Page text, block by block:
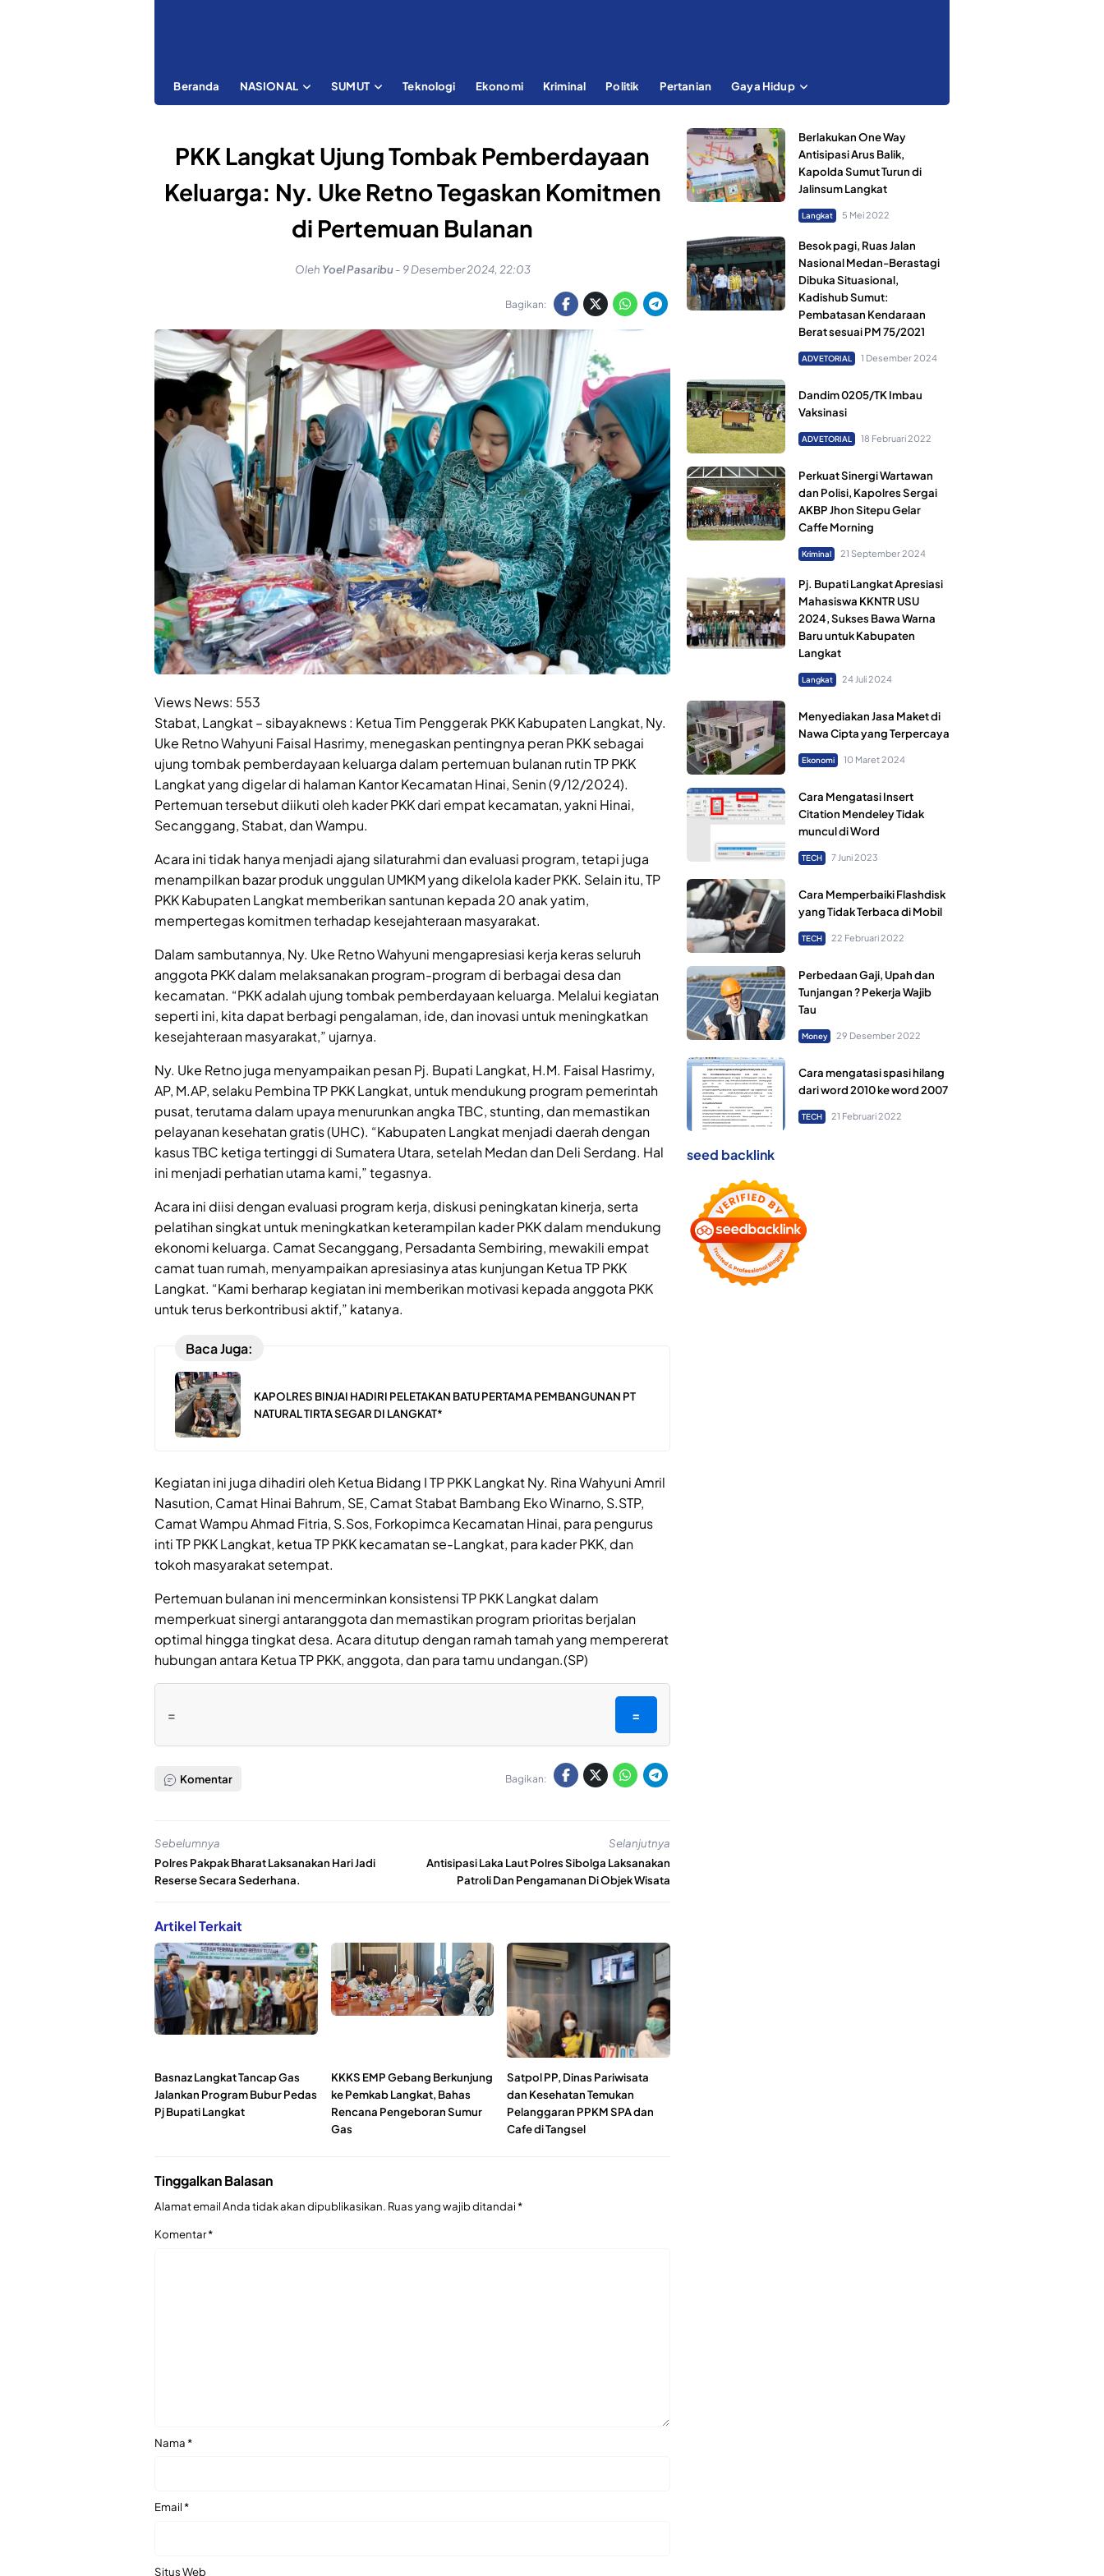
Beranda NASIONAL SUMUT Teknologi Ekonomi Kriminal Politik Pertanian Gaya Hidup
PKK Langkat Ujung Tombak Pemberdayaan
Keluarga: Ny. Uke Retno Tegaskan Komitmen
di Pertemuan Bulanan
Oleh Yoel Pasaribu - 9 Desember 2024, 22:03
Bagikan:
Views News: 553
Stabat, Langkat – sibayaknews : Ketua Tim Penggerak PKK Kabupaten Langkat, Ny.
Uke Retno Wahyuni Faisal Hasrimy, menegaskan pentingnya peran PKK sebagai
ujung tombak pemberdayaan keluarga dalam pertemuan bulanan rutin TP PKK
Langkat yang digelar di halaman Kantor Kecamatan Hinai, Senin (9/12/2024).
Pertemuan tersebut diikuti oleh kader PKK dari empat kecamatan, yakni Hinai,
Secanggang, Stabat, dan Wampu.
Acara ini tidak hanya menjadi ajang silaturahmi dan evaluasi program, tetapi juga
menampilkan bazar produk unggulan UMKM yang dikelola kader PKK. Selain itu, TP
PKK Kabupaten Langkat memberikan santunan kepada 20 anak yatim,
mempertegas komitmen terhadap kesejahteraan masyarakat.
Dalam sambutannya, Ny. Uke Retno Wahyuni mengapresiasi kerja keras seluruh
anggota PKK dalam melaksanakan program-program di berbagai desa dan
kecamatan. “PKK adalah ujung tombak pemberdayaan keluarga. Melalui kegiatan
seperti ini, kita dapat berbagi pengalaman, ide, dan inovasi untuk meningkatkan
kesejahteraan masyarakat,” ujarnya.
Ny. Uke Retno juga menyampaikan pesan Pj. Bupati Langkat, H.M. Faisal Hasrimy,
AP, M.AP, selaku Pembina TP PKK Langkat, untuk mendukung program pemerintah
pusat, terutama dalam upaya menurunkan angka TBC, stunting, dan memastikan
pelayanan kesehatan gratis (UHC). “Kabupaten Langkat menjadi daerah dengan
kasus TBC ketiga tertinggi di Sumatera Utara, setelah Medan dan Deli Serdang. Hal
ini menjadi perhatian utama kami,” tegasnya.
Acara ini diisi dengan evaluasi program kerja, diskusi peningkatan kinerja, serta
pelatihan singkat untuk meningkatkan keterampilan kader PKK dalam mendukung
ekonomi keluarga. Camat Secanggang, Persadanta Sembiring, mewakili empat
camat tuan rumah, menyampaikan apresiasinya atas kunjungan Ketua TP PKK
Langkat. “Kami berharap kegiatan ini memberikan motivasi kepada anggota PKK
untuk terus berkontribusi aktif,” katanya.
Baca Juga:
KAPOLRES BINJAI HADIRI PELETAKAN BATU PERTAMA PEMBANGUNAN PT
NATURAL TIRTA SEGAR DI LANGKAT*
Kegiatan ini juga dihadiri oleh Ketua Bidang I TP PKK Langkat Ny. Rina Wahyuni Amril
Nasution, Camat Hinai Bahrum, SE, Camat Stabat Bambang Eko Winarno, S.STP,
Camat Wampu Ahmad Fitria, S.Sos, Forkopimca Kecamatan Hinai, para pengurus
inti TP PKK Langkat, ketua TP PKK kecamatan se-Langkat, para kader PKK, dan
tokoh masyarakat setempat.
Pertemuan bulanan ini mencerminkan konsistensi TP PKK Langkat dalam
memperkuat sinergi antaranggota dan memastikan program prioritas berjalan
optimal hingga tingkat desa. Acara ditutup dengan ramah tamah yang mempererat
hubungan antara Ketua TP PKK, anggota, dan para tamu undangan.(SP)
= =
Komentar Bagikan:
Sebelumnya
Polres Pakpak Bharat Laksanakan Hari Jadi
Reserse Secara Sederhana.
Selanjutnya
Antisipasi Laka Laut Polres Sibolga Laksanakan
Patroli Dan Pengamanan Di Objek Wisata
Artikel Terkait
Basnaz Langkat Tancap Gas
Jalankan Program Bubur Pedas
Pj Bupati Langkat
KKKS EMP Gebang Berkunjung
ke Pemkab Langkat, Bahas
Rencana Pengeboran Sumur
Gas
Satpol PP, Dinas Pariwisata
dan Kesehatan Temukan
Pelanggaran PPKM SPA dan
Cafe di Tangsel
Tinggalkan Balasan
Alamat email Anda tidak akan dipublikasikan. Ruas yang wajib ditandai*
Komentar*
Nama*
Email*
Situs Web
Berlakukan One Way
Antisipasi Arus Balik,
Kapolda Sumut Turun di
Jalinsum Langkat
Langkat 5 Mei 2022
Besok pagi, Ruas Jalan
Nasional Medan-Berastagi
Dibuka Situasional,
Kadishub Sumut:
Pembatasan Kendaraan
Berat sesuai PM 75/2021
ADVETORIAL 1 Desember 2024
Dandim 0205/TK Imbau
Vaksinasi
ADVETORIAL 18 Februari 2022
Perkuat Sinergi Wartawan
dan Polisi, Kapolres Sergai
AKBP Jhon Sitepu Gelar
Caffe Morning
Kriminal 21 September 2024
Pj. Bupati Langkat Apresiasi
Mahasiswa KKNTR USU
2024, Sukses Bawa Warna
Baru untuk Kabupaten
Langkat
Langkat 24 Juli 2024
Menyediakan Jasa Maket di
Nawa Cipta yang Terpercaya
Ekonomi 10 Maret 2024
Cara Mengatasi Insert
Citation Mendeley Tidak
muncul di Word
TECH 7 Juni 2023
Cara Memperbaiki Flashdisk
yang Tidak Terbaca di Mobil
TECH 22 Februari 2022
Perbedaan Gaji, Upah dan
Tunjangan ? Pekerja Wajib
Tau
Money 29 Desember 2022
Cara mengatasi spasi hilang
dari word 2010 ke word 2007
TECH 21 Februari 2022
seed backlink